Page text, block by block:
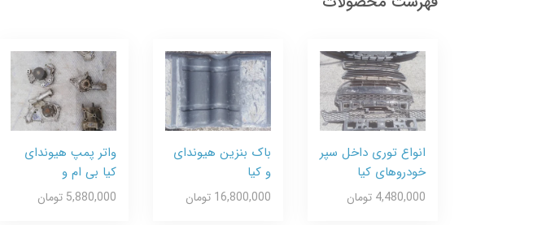
انواع توری داخل سپر
خودروهای کیا
4,480,000 تومان
باک بنزین هیوندای
و کیا
16,800,000 تومان
واتر پمپ هیوندای
کیا بی ام و
5,880,000 تومان